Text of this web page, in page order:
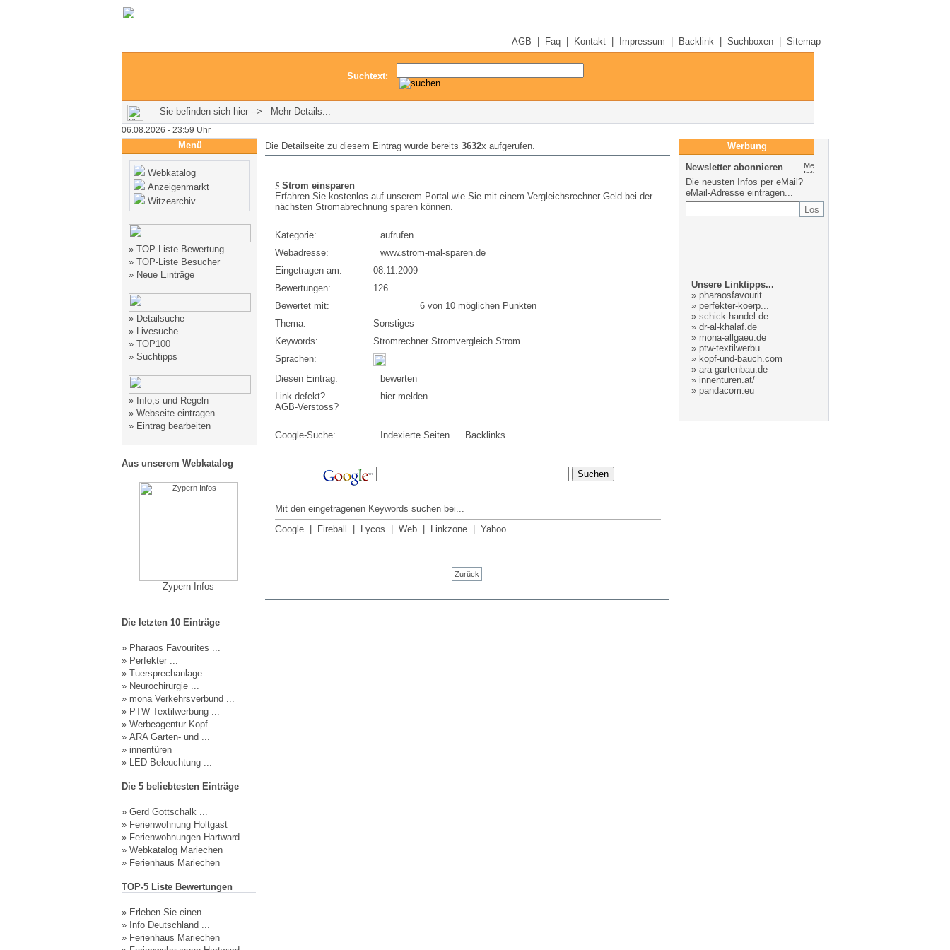
AGB Faq| Kontakt| Impressum Backlink| Suchboxen| Sitemap
Suchtext:
Sie befinden sich hier --> Mehr Details...
06.08.2026 - 23:59 Uhr
Menü
Webkatalog
Anzeigenmarkt
Witzearchiv
» TOP-Liste Bewertung
» TOP-Liste Besucher
» Neue Einträge
» Detailsuche
» Livesuche
» TOP100
» Suchtipps
»
Info,s und Regeln
» Webseite eintragen
» Eintrag bearbeiten
Aus unserem Webkatalog
Zypern Infos
Die letzten 10 Einträge
» Pharaos Favourites ...
» Perfekter ...
» Tuersprechanlage
» Neurochirurgie ...
» mona Verkehrsverbund ...
» PTW Textilwerbung ...
» Werbeagentur Kopf ...
» ARA Garten- und ...
» innentüren
» LED Beleuchtung ...
Die 5 beliebtesten Einträge
» Gerd Gottschalk ...
» Ferienwohnung Holtgast
» Ferienwohnungen Hartward
» Webkatalog Mariechen
» Ferienhaus Mariechen
TOP-5 Liste Bewertungen
» Erleben Sie einen ...
»
Info Deutschland ...
» Ferienhaus Mariechen
Die Detailseite zu diesem Eintrag wurde bereits 3632x aufgerufen.
Strom einsparen
Erfahren Sie kostenlos auf unserem Portal wie Sie mit einem Vergleichsrechner Geld bei der
nächsten Stromabrechnung sparen können.
Kategorie:
aufrufen
Webadresse:
www.strom-mal-sparen.de
Eingetragen am:
08.11.2009
Bewertungen:
126
Bewertet mit:
6 von 10 möglichen Punkten
Thema:
Sonstiges
Keywords:
Stromrechner Stromvergleich Strom
Sprachen:
Diesen Eintrag:
bewerten
Link defekt?
AGB-Verstoss?
hier melden
Google-Suche: Indexierte Seiten Backlinks
Mit den eingetragenen Keywords suchen bei...
Google| Fireball Lycos Web| Linkzone| Yahoo
Zurück
Werbung
Newsletter abonnieren
Die neusten Infos per eMail?
eMail-Adresse eintragen...
Unsere Linktipps...
» pharaosfavourit...
» perfekter-koerp...
» schick-handel.de
» dr-al-khalaf.de
» mona-allgaeu.de
» ptw-textilwerbu...
» kopf-und-bauch.com
» ara-gartenbau.de
» innenturen.at/
» pandacom.eu